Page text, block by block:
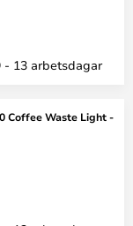
- 13 arbetsdagar
-